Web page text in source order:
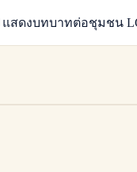
แสดงบทบาทต่อชุมชน